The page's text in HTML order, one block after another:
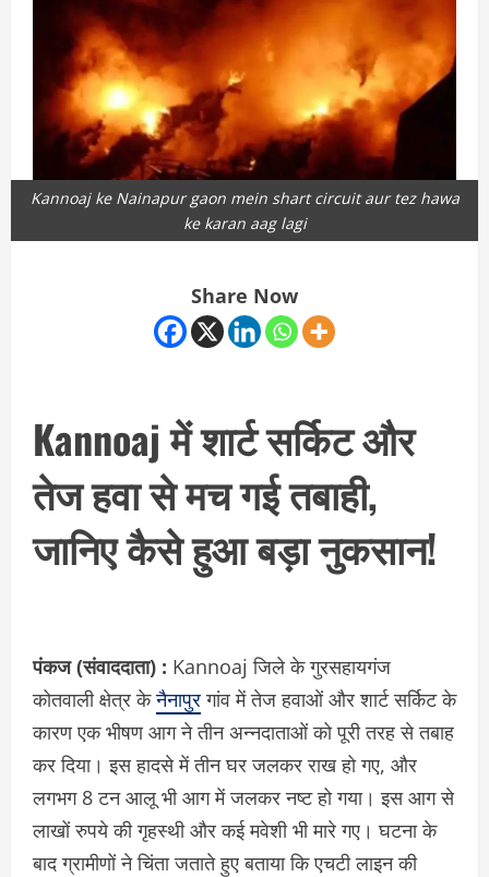
Kannoaj ke Nainapur gaon mein shart circuit aur tez hawa
ke karan aag lagi
Share Now
Kannoaj में शार्ट सर्किट और
तेज हवा से मच गई तबाही,
जानिए कैसे हुआ बड़ा नुकसान!
पंकज (संवाददाता) : Kannoaj जिले के गुरसहायगंज
कोतवाली क्षेत्र केनैनापुरगांव में तेज हवाओं और शार्ट सर्किट के
कारण एक भीषण आग ने तीन अन्नदाताओं को पूरी तरह से तबाह
कर दिया। इस हादसे में तीन घर जलकर राख हो गए, और
लगभग 8 टन आलू भी आग में जलकर नष्ट हो गया। इस आग से
लाखों रुपये की गृहस्थी और कई मवेशी भी मारे गए। घटना के
बाद ग्रामीणों ने चिंता जताते हुए बताया कि एचटी लाइन की